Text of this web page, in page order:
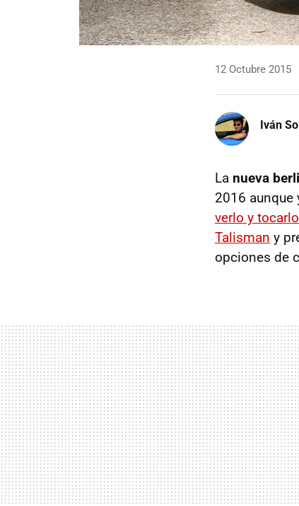
12 Octubre 2015
Iván
La nueva
2016 aunque
verlo y tocarlo
Talisman y
opciones de